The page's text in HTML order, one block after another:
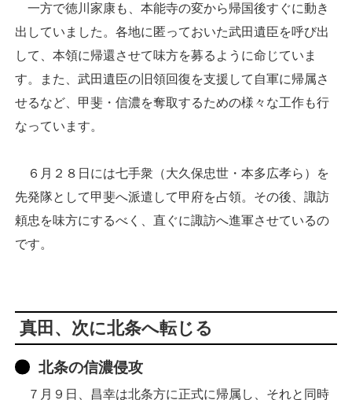
一方で徳川家康も、本能寺の変から帰国後すぐに動き
出していました。各地に匿っておいた武田遺臣を呼び出
して、本領に帰還させて味方を募るように命じていま
す。また、武田遺臣の旧領回復を支援して自軍に帰属さ
せるなど、甲斐・信濃を奪取するための様々な工作も行
なっています。
６月２８日には七手衆（大久保忠世・本多広孝ら）を
先発隊として甲斐へ派遣して甲府を占領。その後、諏訪
頼忠を味方にするべく、直ぐに諏訪へ進軍させているの
です。
真田、次に北条へ転じる
北条の信濃侵攻
７月９日、昌幸は北条方に正式に帰属し、それと同時